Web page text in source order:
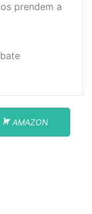
prendem a
AMAZON